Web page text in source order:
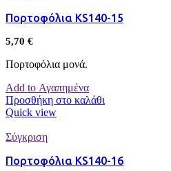
Πορτοφόλια KS140-15
5,70 €
Πορτοφόλια μονά.
Add to Αγαπημένα
Προσθήκη στο καλάθι
Quick view
Σύγκριση
Πορτοφόλια KS140-16